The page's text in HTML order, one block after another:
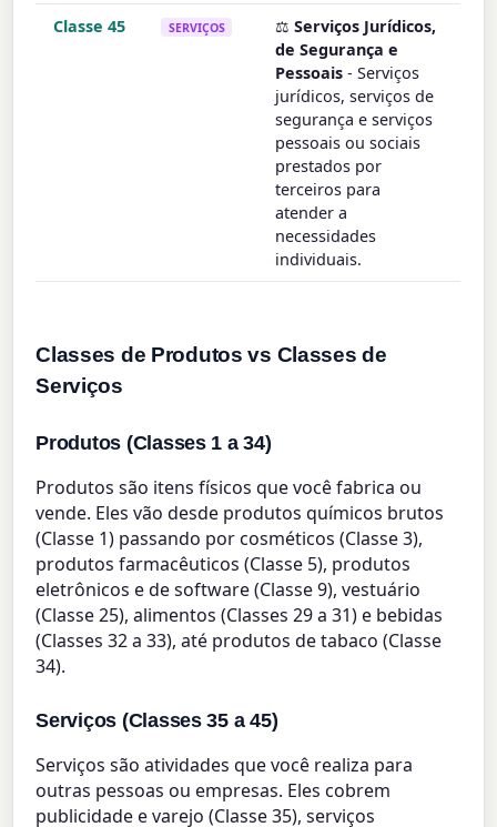
Classe 45 SERVIÇOS ⚖️Serviços Jurídicos,
de Segurança e
Pessoais - Serviços
jurídicos, serviços de
segurança e serviços
pessoais ou sociais
prestados por
terceiros para
atender a
necessidades
individuais.
Classes de Produtos vs Classes de
Serviços
Produtos (Classes 1 a 34)
Produtos são itens físicos que você fabrica ou
vende. Eles vão desde produtos químicos brutos
(Classe 1) passando por cosméticos (Classe 3),
produtos farmacêuticos (Classe 5), produtos
eletrônicos e de software (Classe 9), vestuário
(Classe 25), alimentos (Classes 29 a 31) e bebidas
(Classes 32 a 33), até produtos de tabaco (Classe
34).
Serviços (Classes 35 a 45)
Serviços são atividades que você realiza para
outras pessoas ou empresas. Eles cobrem
publicidade e varejo (Classe 35), serviços